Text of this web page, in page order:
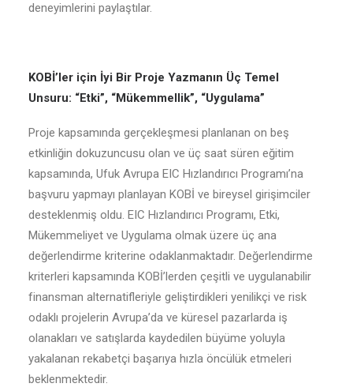
deneyimlerini paylaştılar.
KOBİ’ler için İyi Bir Proje Yazmanın Üç Temel
Unsuru: “Etki”, “Mükemmellik”, “Uygulama”
Proje kapsamında gerçekleşmesi planlanan on beş
etkinliğin dokuzuncusu olan ve üç saat süren eğitim
kapsamında, Ufuk Avrupa EIC Hızlandırıcı Programı’na
başvuru yapmayı planlayan KOBİ ve bireysel girişimciler
desteklenmiş oldu. EIC Hızlandırıcı Programı, Etki,
Mükemmeliyet ve Uygulama olmak üzere üç ana
değerlendirme kriterine odaklanmaktadır. Değerlendirme
kriterleri kapsamında KOBİ’lerden çeşitli ve uygulanabilir
finansman alternatifleriyle geliştirdikleri yenilikçi ve risk
odaklı projelerin Avrupa’da ve küresel pazarlarda iş
olanakları ve satışlarda kaydedilen büyüme yoluyla
yakalanan rekabetçi başarıya hızla öncülük etmeleri
beklenmektedir.